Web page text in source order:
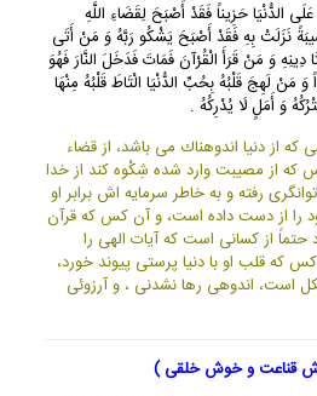
الدُّنْيَا حَزِيناً فَقَدْ أَصْبَحَ لِقَضَاءِ اللَّهِ
نَزَلَتْ بِهِ فَقَدْ أَصْبَحَ يَشْكُو رَبَّهُ وَ مَنْ أَتَى
دِينِهِ وَ مَنْ قَرَأَ الْقُرْآنَ فَمَاتَ فَدَخَلَ النَّارَ فَهُوَ
مَنْ لَهِجَ قَلْبُهُ بِحُبِّ الدُّنْيَا الْتَاطَ قَلْبُهُ مِنْهَا
وَ أَمَلٍ لَا يُدْرِكُهُ .
كه از دنيا اندوهناك مى باشد، از قضاء
از مصيبت وارد شده شِكْوه كند از خدا
رفته و به خاطر سرمايه اش برابر او
را از دست داده است، و آن كس كه قرآن
از كسانى است كه آيات الهى را
كه قلب او با دنيا پرستى پيوند خورد،
است، اندوهى رها نشدنى ، و آرزوئى